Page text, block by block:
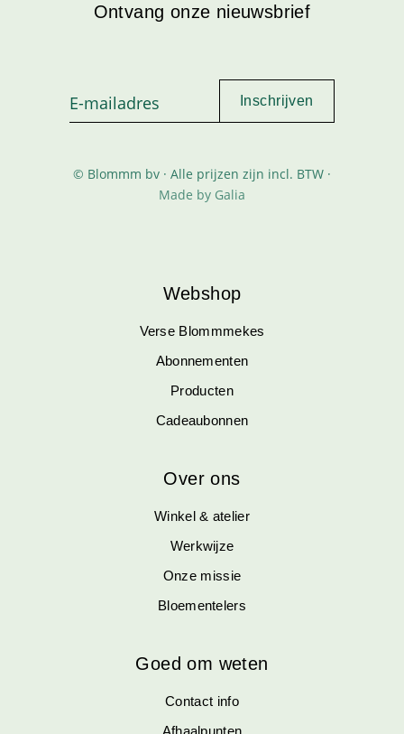
Ontvang onze nieuwsbrief
© Blommm bv · Alle prijzen zijn incl. BTW ·
Made by Galia
Webshop
Verse Blommmekes
Abonnementen
Producten
Cadeaubonnen
Over ons
Winkel & atelier
Werkwijze
Onze missie
Bloementelers
Goed om weten
Contact info
Afhaalpunten